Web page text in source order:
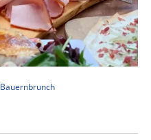
Bauernbrunch